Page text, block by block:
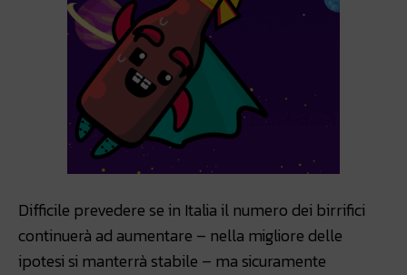
Difficile prevedere se in Italia il numero dei birrifici
continuerà ad aumentare – nella migliore delle
ipotesi si manterrà stabile – ma sicuramente